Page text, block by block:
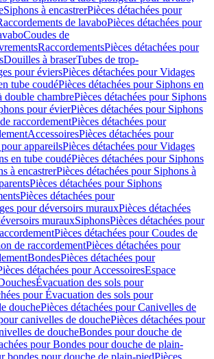
Siphons à encastrerPièces détachées pour
de lavaboPièces détachées pour
Coudes de
RaccordementsPièces détachées pour
Douilles à braserTubes de trop-
pour éviersPièces détachées pour Vidages
tube coudéPièces détachées pour Siphons en
double chambrePièces détachées pour Siphons
pour évierPièces détachées pour Siphons
raccordementPièces détachées pour
AccessoiresPièces détachées pour
appareilsPièces détachées pour Vidages
en tube coudéPièces détachées pour Siphons
à encastrerPièces détachées pour Siphons à
Pièces détachées pour Siphons
Pièces détachées pour
pour déversoirs murauxPièces détachées
murauxSiphonsPièces détachées pour
Pièces détachées pour Coudes de
de raccordementPièces détachées pour
BondesPièces détachées pour
détachées pour AccessoiresEspace
Évacuation des sols pour
pour Évacuation des sols pour
douchePièces détachées pour Canivelles de
canivelles de douchePièces détachées pour
de doucheBondes pour douche de
pour Bondes pour douche de plain-
bondes pour douche de plain-piedPièces